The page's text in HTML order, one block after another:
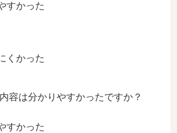
すかった
くかった
容は分かりやすかったですか？
すかった